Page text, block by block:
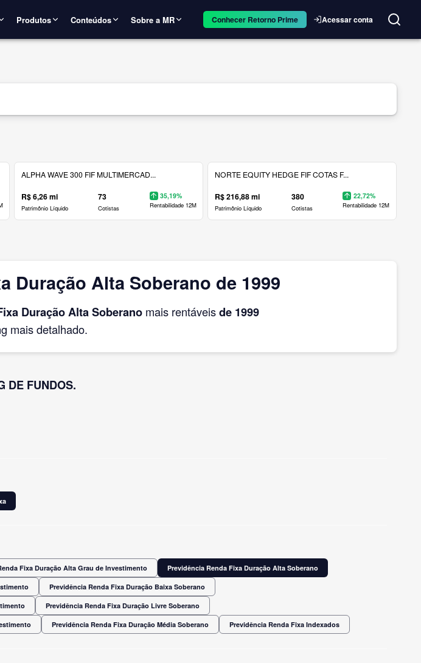
Produtos Conteúdos Sobre a MR Conhecer Retorno Prime Acessar conta
ALPHA WAVE 300 FIF MULTIMERCAD...
R$ 6,26 mi
Patrimônio Líquido
73
Cotistas
35,19%
Rentabilidade 12M
NORTE EQUITY HEDGE FIF COTAS F...
R$ 216,88 mi
Patrimônio Líquido
380
Cotistas
22,72%
Rentabilidade 12M
Duração Alta Soberano de 1999
Duração Alta Soberano mais rentáveisde 1999
mais detalhado.
DE FUNDOS.
Fixa Duração Alta Grau de Investimento Previdência Renda Fixa Duração Alta Soberano
Previdência Renda Fixa Duração Baixa Soberano
Previdência Renda Fixa Duração Livre Soberano
Previdência Renda Fixa Duração Média Soberano Previdência Renda Fixa Indexados